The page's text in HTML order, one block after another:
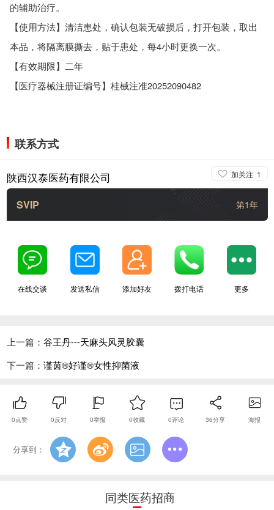
的辅助治疗。
【使用方法】清洁患处，确认包装无破损后，打开包装，取出
本品，将隔离膜撕去，贴于患处，每4小时更换一次。
【有效期限】二年
【医疗器械注册证编号】桂械注准20252090482
联系方式
加关注 1
陕西汉泰医药有限公司
SVIP 第1年
在线交谈 发送私信 添加好友 拨打电话 更多
上一篇： 谷王丹---天麻头风灵胶囊
下一篇： 谨茵®好谨®女性抑菌液
0点赞 0反对 0举报 0收藏 0评论 36分享 海报
分享到：
同类医药招商